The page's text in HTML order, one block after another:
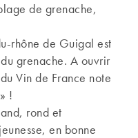
de grenache,
rhône de Guigal est
grenache. A ouvrir
Vin de France note
!
rond et
en bonne